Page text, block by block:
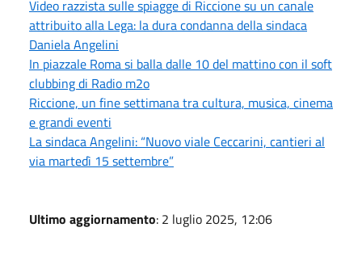
Video razzista sulle spiagge di Riccione su un canale
attribuito alla Lega: la dura condanna della sindaca
Daniela Angelini
In piazzale Roma si balla dalle 10 del mattino con il soft
clubbing di Radio m2o
Riccione, un fine settimana tra cultura, musica, cinema
e grandi eventi
La sindaca Angelini: “Nuovo viale Ceccarini, cantieri al
via martedì 15 settembre”
Ultimo aggiornamento: 2 luglio 2025, 12:06